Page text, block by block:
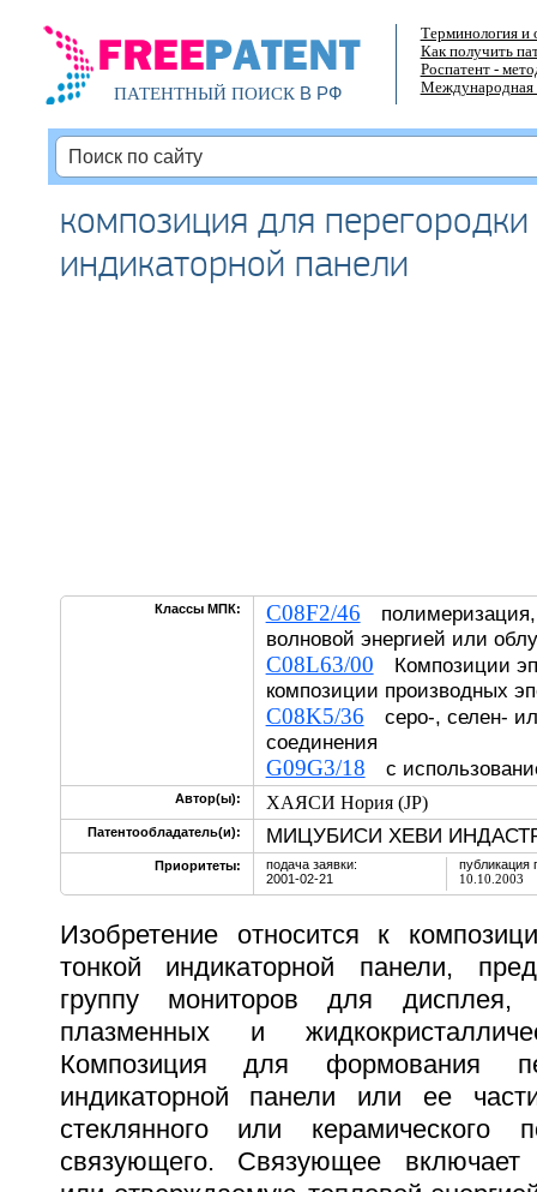
ПАТЕНТНЫЙ ПОИСКВ РФ
Терминология и
Как получить
Роспатент -
Международная
композиция для
индикаторной панели
Классы МПК: C08F2/46
волновой энергией или
C08L63/00 Композиции
композиции производных
C08K5/36 серо-, селен-
соединения
G09G3/18 с
Автор(ы): ХАЯСИ Нория (JP)
Патентообладатель(и): МИЦУБИСИ ХЕВИ
Приоритеты:
подача заявки:
2001-02-21
публикация
10.10.2003
Изобретение относится к
тонкой индикаторной панели,
группу мониторов для дисплея,
плазменных и
Композиция для формования
индикаторной панели или ее
стеклянного или
связующего. Связующее включает